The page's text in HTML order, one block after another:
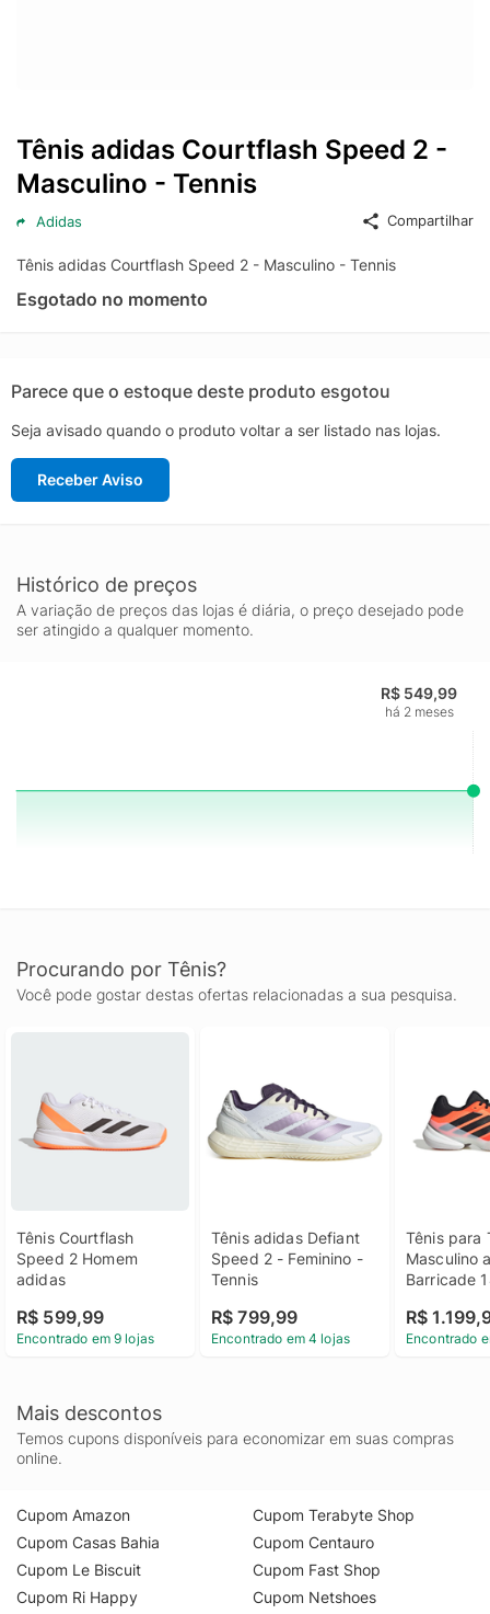
Tênis adidas Courtflash Speed 2 -
Masculino - Tennis
Adidas Compartilhar
Tênis adidas Courtflash Speed 2 - Masculino - Tennis
Esgotado no momento
Parece que o estoque deste produto esgotou
Seja avisado quando o produto voltar a ser listado nas lojas.
Receber Aviso
Histórico de preços
A variação de preços das lojas é diária, o preço desejado pode
ser atingido a qualquer momento.
R$ 549,99
há 2 meses
Procurando por Tênis?
Você pode gostar destas ofertas relacionadas a sua pesquisa.
Tênis Courtflash
Speed 2 Homem
adidas
R$ 599,99
Encontrado em 9 lojas
Tênis adidas Defiant
Speed 2 - Feminino -
Tennis
R$ 799,99
Encontrado em 4 lojas
Tênis para
Masculino
Barricade
R$
Encontrado
Mais descontos
Temos cupons disponíveis para economizar em suas compras
online.
Cupom Amazon
Cupom Casas Bahia
Cupom Le Biscuit
Cupom Ri Happy
Cupom Terabyte Shop
Cupom Centauro
Cupom Fast Shop
Cupom Netshoes